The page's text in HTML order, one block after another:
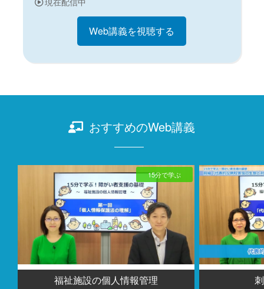
Web講義を視聴する
おすすめのWeb講義
15分で学ぶ
福祉施設の個人情報管理